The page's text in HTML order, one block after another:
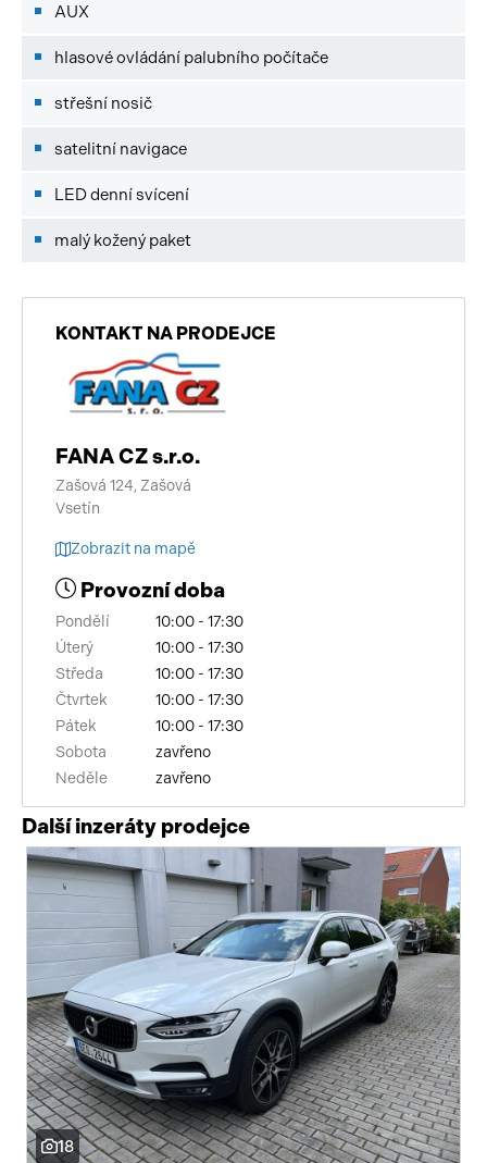
AUX
hlasové ovládání palubního počítače
střešní nosič
satelitní navigace
LED denní svícení
malý kožený paket
KONTAKT NA PRODEJCE
FANA CZ s.r.o.
Zašová 124, Zašová
Vsetín
Zobrazit na mapě
Provozní doba
Pondělí
10:00 - 17:30
Úterý
10:00 - 17:30
Středa
10:00 - 17:30
Čtvrtek
10:00 - 17:30
Pátek
10:00 - 17:30
Sobota
zavřeno
Neděle
zavřeno
Další inzeráty prodejce
18